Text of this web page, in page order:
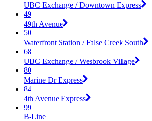
UBC Exchange / Downtown Express
49
49th Avenue
50
Waterfront Station / False Creek South
68
UBC Exchange / Wesbrook Village
80
Marine Dr Express
84
4th Avenue Express
99
B-Line